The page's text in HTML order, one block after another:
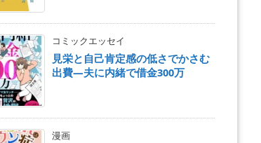
コミックエッセイ
見栄と自己肯定感の低さでかさむ
出費―夫に内緒で借金300万
漫画